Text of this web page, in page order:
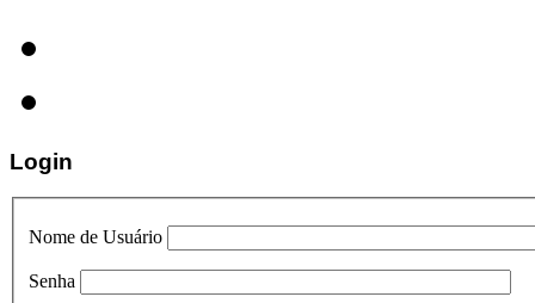
Login
Nome de Usuário
Senha